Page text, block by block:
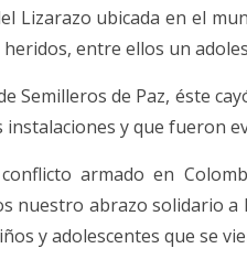
Lizarazo ubicada en el
entre ellos un
Semilleros de Paz, éste
y que fueron
armado en
nuestro abrazo solidario
y adolescentes que se